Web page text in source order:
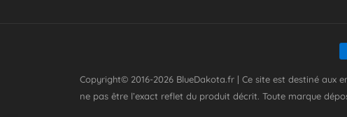
Copyright© 2016-2026 BlueDakota.fr | Ce site est destiné aux
ne pas être l’exact reflet du produit décrit. Toute marque